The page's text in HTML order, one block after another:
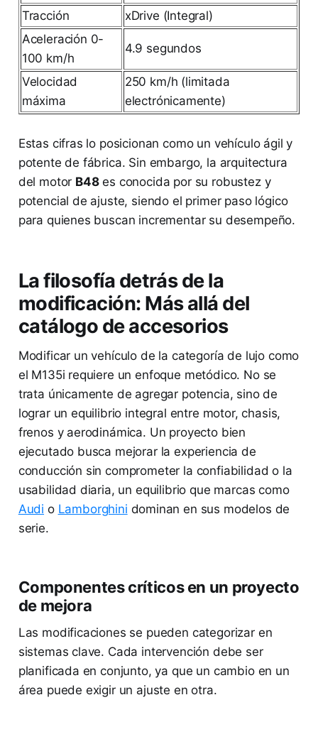
Tracción
xDrive (Integral)
Aceleración 0-
100 km/h
4.9 segundos
Velocidad
máxima
250 km/h (limitada
electrónicamente)
Estas cifras lo posicionan como un vehículo ágil y
potente de fábrica. Sin embargo, la arquitectura
del motor B48es conocida por su robustez y
potencial de ajuste, siendo el primer paso lógico
para quienes buscan incrementar su desempeño.
La filosofía detrás de la
modificación: Más allá del
catálogo de accesorios
Modificar un vehículo de la categoría de lujo como
el M135i requiere un enfoque metódico. No se
trata únicamente de agregar potencia, sino de
lograr un equilibrio integral entre motor, chasis,
frenos y aerodinámica. Un proyecto bien
ejecutado busca mejorar la experiencia de
conducción sin comprometer la confiabilidad o la
usabilidad diaria, un equilibrio que marcas como
Audi o Lamborghini dominan en sus modelos de
serie.
Componentes críticos en un proyecto
de mejora
Las modificaciones se pueden categorizar en
sistemas clave. Cada intervención debe ser
planificada en conjunto, ya que un cambio en un
área puede exigir un ajuste en otra.